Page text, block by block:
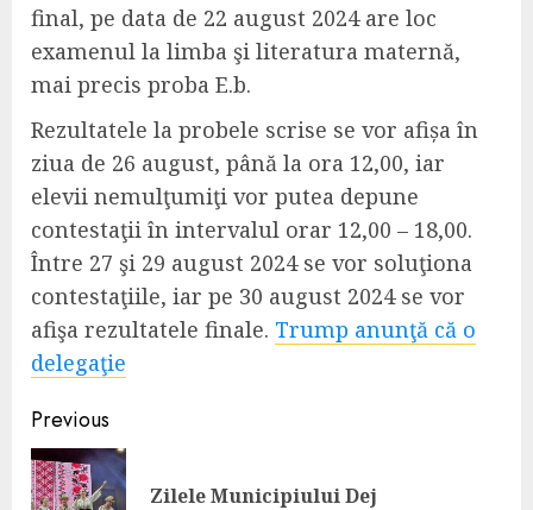
final, pe data de 22 august 2024 are loc
examenul la limba şi literatura maternă,
mai precis proba E.b.
Rezultatele la probele scrise se vor afișa în
ziua de 26 august, până la ora 12,00, iar
elevii nemulţumiţi vor putea depune
contestaţii în intervalul orar 12,00 – 18,00.
Între 27 şi 29 august 2024 se vor soluţiona
contestaţiile, iar pe 30 august 2024 se vor
afişa rezultatele finale. Trump anunţă că o
delegaţie
Continue
Reading
Previous
Zilele Municipiului Dej